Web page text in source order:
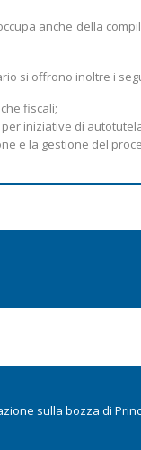
anche della
si offrono inoltre i
fiscali;
iniziative di
e la gestione del
sulla bozza di